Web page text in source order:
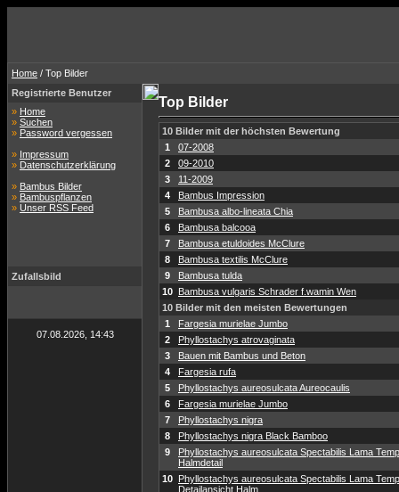
Home / Top Bilder
Registrierte Benutzer
» Home
» Suchen
» Password vergessen
» Impressum
» Datenschutzerklärung
» Bambus Bilder
» Bambuspflanzen
» Unser RSS Feed
Zufallsbild
07.08.2026, 14:43
Top Bilder
10 Bilder mit der höchsten Bewertung
1
07-2008
2
09-2010
3
11-2009
4
Bambus Impression
5
Bambusa albo-lineata Chia
6
Bambusa balcooa
7
Bambusa etuldoides McClure
8
Bambusa textilis McClure
9
Bambusa tulda
10 Bambusa vulgaris Schrader f.wamin Wen
10 Bilder mit den meisten Bewertungen
1
Fargesia murielae Jumbo
2
Phyllostachys atrovaginata
3
Bauen mit Bambus und Beton
4
Fargesia rufa
5
Phyllostachys aureosulcata Aureocaulis
6
Fargesia murielae Jumbo
7
Phyllostachys nigra
8
Phyllostachys nigra Black Bamboo
9
Phyllostachys aureosulcata Spectabilis Lama
Halmdetail
10 Phyllostachys aureosulcata Spectabilis Lama
Detailansicht Halm